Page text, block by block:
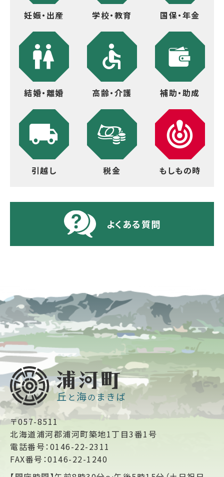
妊娠・出産 学校・教育 国保・年金
結婚・離婚 高齢・介護 補助・助成
引越し 税金 もしもの時
よくある質問
〒057-8511
北海道浦河郡浦河町築地1丁目3番1号
電話番号：0146-22-2311
FAX番号：0146-22-1240